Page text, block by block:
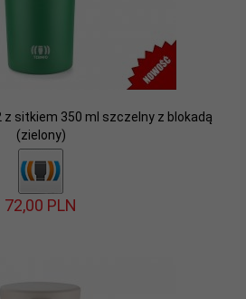
z sitkiem 350 ml szczelny z blokadą
(zielony)
72,00 PLN